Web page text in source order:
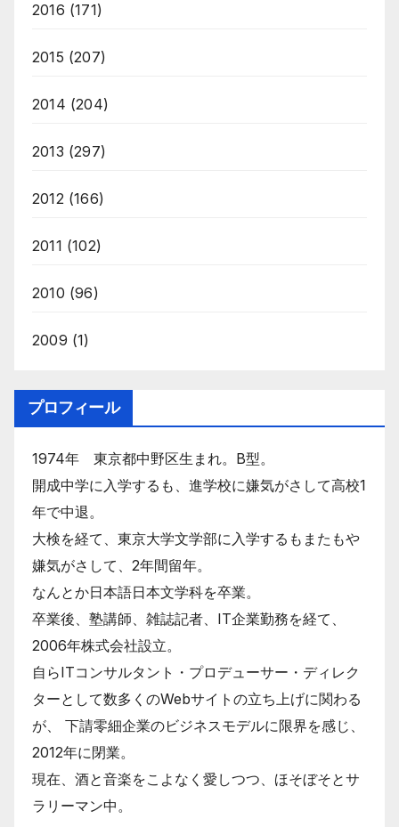
2016 (171)
2015 (207)
2014 (204)
2013 (297)
2012(166)
2011 (102)
2010 (96)
2009 (1)
プロフィール
1974年 東京都中野区生まれ。B型。
開成中学に入学するも、進学校に嫌気がさして高校1
年で中退。
大検を経て、東京大学文学部に入学するもまたもや
嫌気がさして、2年間留年。
なんとか日本語日本文学科を卒業。
卒業後、塾講師、雑誌記者、IT企業勤務を経て、
2006年株式会社設立。
自らITコンサルタント・プロデューサー・ディレク
ターとして数多くのWebサイトの立ち上げに関わる
が、 下請零細企業のビジネスモデルに限界を感じ、
2012年に閉業。
現在、酒と音楽をこよなく愛しつつ、ほそぼそとサ
ラリーマン中。